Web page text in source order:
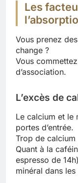
Les
Vous prenez
change ?
Vous
d’association.
L’excès de
Le calcium et le
portes d’entrée.
Trop de
Quant à la
espresso de
minéral dans les